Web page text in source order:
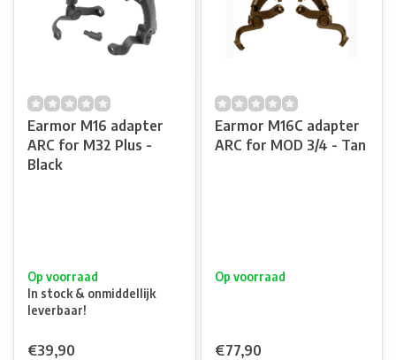
Earmor M16 adapter
ARC for M32 Plus -
Black
Op voorraad
In stock & onmiddellijk
leverbaar!
€39,90
Earmor M16C adapter
ARC for MOD 3/4 - Tan
Op voorraad
€77,90